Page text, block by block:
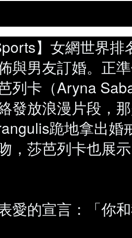
】女網世界
與男友訂婚。正
列卡（Aryna
發放浪漫片段，
跪地拿出婚
，莎芭列卡也展
愛的宣言：「你